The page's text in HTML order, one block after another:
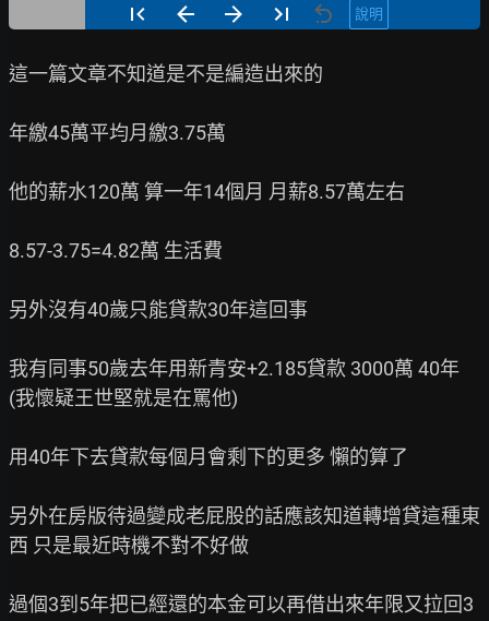
說明
這一篇文章不知道是不是編造出來的
年繳45萬平均月繳3.75萬
他的薪水120萬 算一年14個月 月薪8.57萬左右
8.57-3.75=4.82萬 生活費
另外沒有40歲只能貸款30年這回事
我有同事50歲去年用新青安+2.185貸款 3000萬 40年
(我懷疑王世堅就是在罵他)
用40年下去貸款每個月會剩下的更多 懶的算了
另外在房版待過變成老屁股的話應該知道轉增貸這種東
西 只是最近時機不對不好做
過個3到5年把已經還的本金可以再借出來年限又拉回3